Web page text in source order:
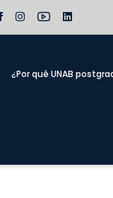
¿Por qué UNAB